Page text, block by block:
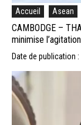
Accueil Asean
CAMBODGE –
minimise
Date de publication